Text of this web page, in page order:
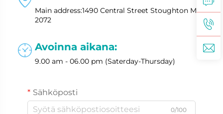
Main address:1490 Central Street Stoughton MA 0
2072
 Avoinna aikana:
9.00 am - 06.00 pm (Saterday-Thursday)
Sähköposti
0/100